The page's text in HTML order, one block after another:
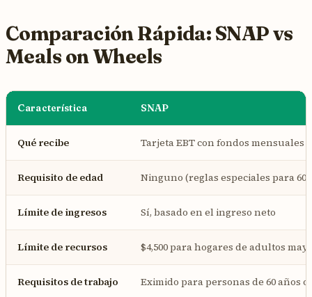
Comparación Rápida: SNAP vs
Meals on Wheels
Característica SNAP
Qué recibe Tarjeta EBT con fondos mensuales
Requisito de edad Ninguno (reglas especiales para
Límite de ingresos Sí, basado en el ingreso neto
Límite de recursos $4,500 para hogares de adultos
Requisitos de trabajo Eximido para personas de 60 años o